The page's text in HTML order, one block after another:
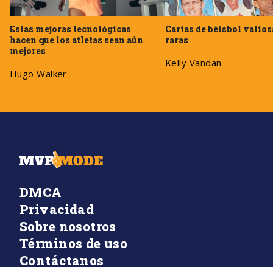
Estas mejoras tecnológicas
hacen que los atletas sean aún
mejores
Hugo Walker
Cartas de béisbol
raras
Kelly Vandan
DMCA
Privacidad
Sobre nosotros
Términos de uso
Contáctanos